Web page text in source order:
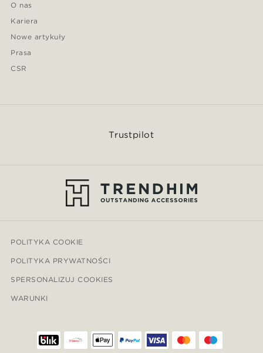
O nas
Kariera
Nowe artykuły
Prasa
CSR
Trustpilot
POLITYKA COOKIE
POLITYKA PRYWATNOŚCI
SPERSONALIZUJ COOKIES
WARUNKI